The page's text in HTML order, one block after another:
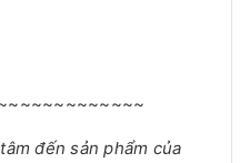
đến sản phẩm của